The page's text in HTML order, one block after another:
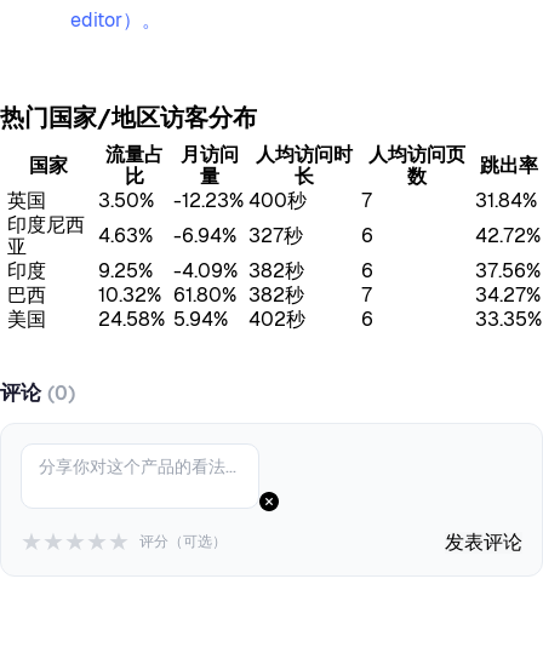
editor）。
热门国家/地区访客分布
国家
流量占
比
月访问
量
人均访问时
长
人均访问页
数
跳出率
英国
3.50% -12.23% 400秒 7
31.84%
印度尼西
亚
4.63% -6.94% 327秒 6
42.72%
印度
9.25% -4.09% 382秒 6
37.56%
巴西
10.32% 61.80% 382秒 7
34.27%
美国
24.58% 5.94% 402秒 6 33.35%
评论(0)
★★★★★ 评分（可选） 发表评论